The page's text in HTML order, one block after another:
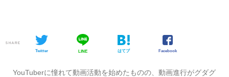
SHARE
Twitter LINE はてブ Facebook
YouTuberに憧れて動画活動を始めたものの、動画進行がグダグ